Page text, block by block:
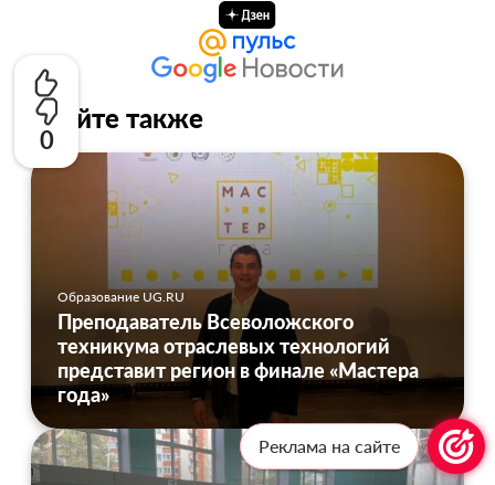
0
Читайте также
Образование UG.RU
Преподаватель Всеволожского
техникума отраслевых технологий
представит регион в финале «Мастера
года»
Реклама на сайте